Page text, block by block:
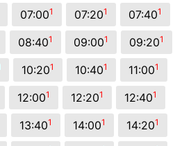
07:001 07:201 07:401
08:401 09:001 09:201
10:201 10:401 11:001
12:001 12:201 12:401
13:401 14:001 14:201